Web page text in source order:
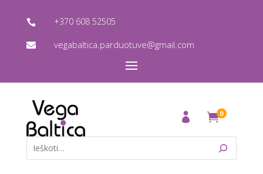
 +370 608 52505
 vegabaltica.parduotuve@gmail.com
0